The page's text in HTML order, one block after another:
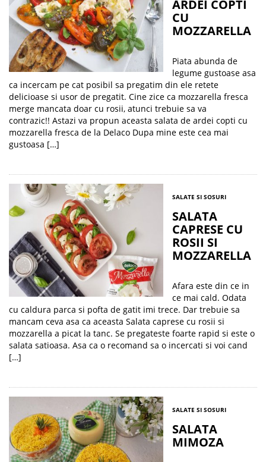
ARDEI COPTI
CU
MOZZARELLA
Piata abunda de
legume gustoase asa
ca incercam pe cat posibil sa pregatim din ele retete
delicioase si usor de pregatit. Cine zice ca mozzarella fresca
merge mancata doar cu rosii, atunci trebuie sa va
contrazic!! Astazi va propun aceasta salata de ardei copti cu
mozzarella fresca de la Delaco Dupa mine este cea mai
gustoasa […]
SALATE SI SOSURI
SALATA
CAPRESE CU
ROSII SI
MOZZARELLA
Afara este din ce in
ce mai cald. Odata
cu caldura parca si pofta de gatit imi trece. Dar trebuie sa
mancam ceva asa ca aceasta Salata caprese cu rosii si
mozzarella a picat la tanc. Se pregateste foarte rapid si este o
salata satioasa. Asa ca o recomand sa o incercati si voi cand
[…]
SALATE SI SOSURI
SALATA
MIMOZA